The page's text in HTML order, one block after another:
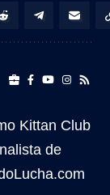
Kittan Club
de